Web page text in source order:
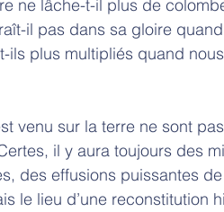
ne lâche-t-il plus de
il pas dans sa gloire
ils plus multipliés quand
venu sur la terre ne sont
il y aura toujours des
des effusions puissantes
le lieu d’une reconstitution